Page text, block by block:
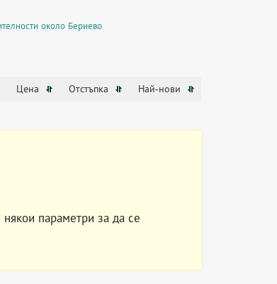
около Бериево
Цена Отстъпка Най-нови
параметри за да се